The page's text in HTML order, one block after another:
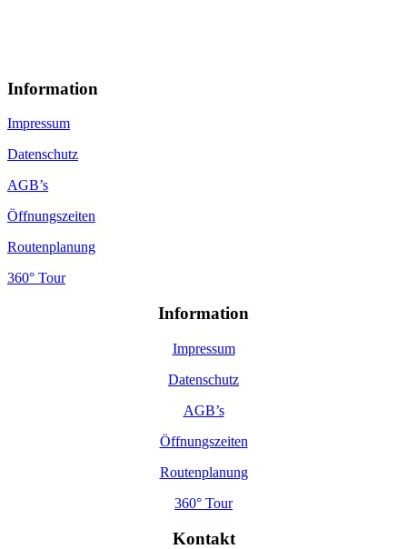
Information
Impressum
Datenschutz
AGB’s
Öffnungszeiten
Routenplanung
360° Tour
Information
Impressum
Datenschutz
AGB’s
Öffnungszeiten
Routenplanung
360° Tour
Kontakt